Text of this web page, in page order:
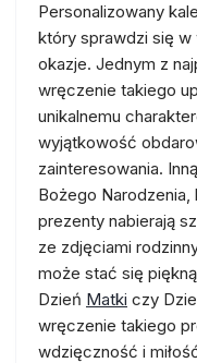
Personalizowany
który sprawdzi się w
okazje. Jednym z
wręczenie takiego
unikalnemu
wyjątkowość
zainteresowania.
Bożego
prezenty nabierają
ze zdjęciami
może stać się
Dzień Matki czy
wręczenie takiego
wdzięczność i